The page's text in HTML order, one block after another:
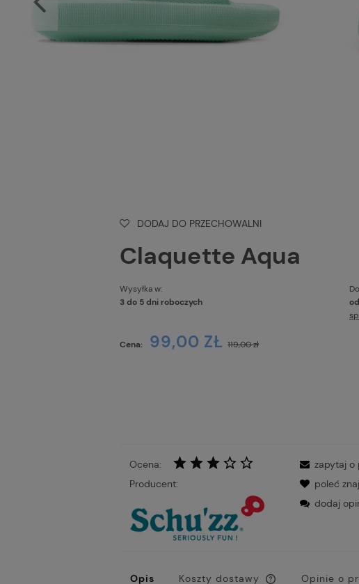
DODAJ DO PRZECHOWALNI
Claquette Aqua
Wysyłka w:
3 do 5 dni roboczych
Cena: 99,00 ZŁ 119,00 zł
Ocena:
Producent:
zapytaj o
poleć
dodaj
Opis Koszty dostawy Opinie o